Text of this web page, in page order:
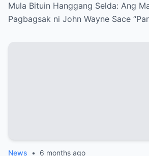
Mula Bituin Hanggang Selda: Ang
Pagbagsak ni John Wayne Sace
News • 6 months ago